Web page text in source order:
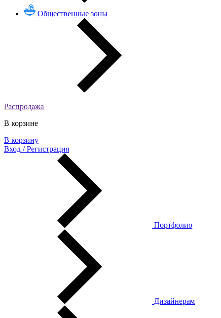
Общественные зоны
Распродажа
В корзине
В корзину
Вход / Регистрация
Портфолио
Дизайнерам